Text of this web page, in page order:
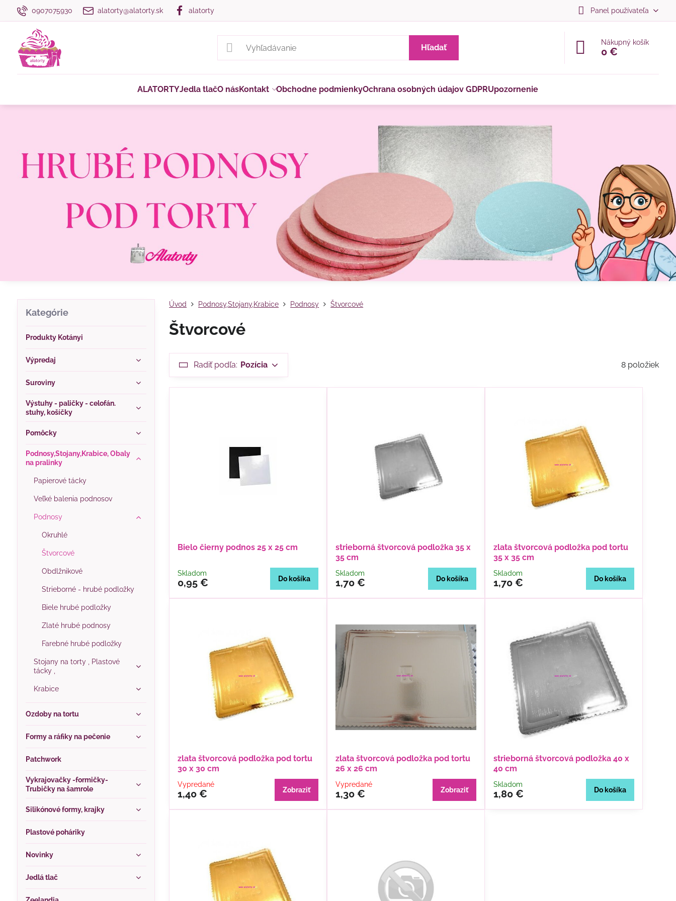
0907075930 alatorty@alatorty.sk alatorty Panel používateľa
Hľadať
Nákupný košík
0 €
ALATORTYJedla tlačO násKontakt Obchodne podmienkyOchrana osobných údajov GDPRUpozornenie
Úvod Podnosy,Stojany,Krabice Podnosy Štvorcové
Štvorcové
Radiť podľa: Pozícia 8 položiek
Bielo čierny podnos 25 x 25 cm
Skladom
0,95 € Do košíka
strieborná štvorcová podložka 35 x
35 cm
Skladom
1,70 € Do košíka
zlata štvorcová podložka pod tortu
35 x 35 cm
Skladom
1,70 € Do košíka
zlata štvorcová podložka pod tortu
30 x 30 cm
Vypredané
1,40 € Zobraziť
zlata štvorcová podložka pod tortu
26 x 26 cm
Vypredané
1,30 € Zobraziť
strieborná štvorcová podložka 40 x
40 cm
Skladom
1,80 € Do košíka
Kategórie
Produkty Kotányi
Výpredaj
Suroviny
Výstuhy - paličky - celofán.
stuhy, košíčky
Pomôcky
Podnosy,Stojany,Krabice, Obaly
na pralinky
Papierové tácky
Veľké balenia podnosov
Podnosy
Okruhlé
Štvorcové
Obdlžnikové
Strieborné - hrubé podložky
Biele hrubé podložky
Zlaté hrubé podnosy
Farebné hrubé podložky
Stojany na torty , Plastové
tácky ,
Krabice
Ozdoby na tortu
Formy a ráfiky na pečenie
Patchwork
Vykrajovačky -formičky-
Trubičky na šamrole
Silikónové formy, krajky
Plastové poháriky
Novinky
Jedlá tlač